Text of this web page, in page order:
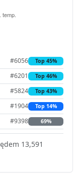
#6056 Top 45%
#6201 Top 46%
#5824 Top 43%
#1904 Top 14%
#9398 69%
13,591